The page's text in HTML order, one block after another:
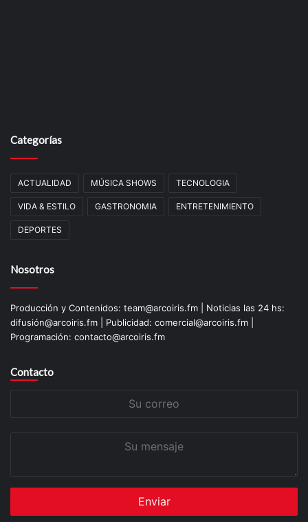
Categorías
ACTUALIDAD MÚSICA SHOWS TECNOLOGIA
VIDA & ESTILO GASTRONOMIA ENTRETENIMIENTO
DEPORTES
Nosotros
Producción y Contenidos: team@arcoiris.fm | Noticias las 24 hs:
difusión@arcoiris.fm | Publicidad: comercial@arcoiris.fm |
Programación: contacto@arcoiris.fm
Contacto